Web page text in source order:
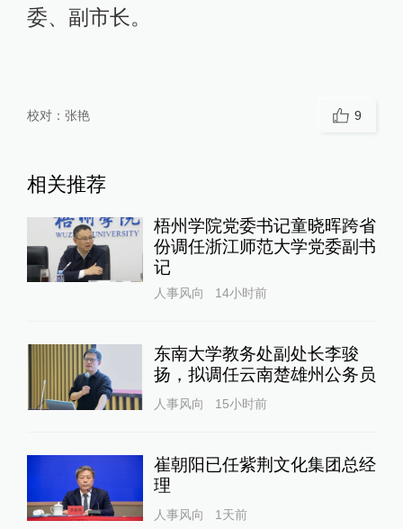
委、副市长。
校对： 张艳 9
相关推荐
梧州学院党委书记童晓晖跨省
份调任浙江师范大学党委副书
记
人事风向 14小时前
东南大学教务处副处长李骏
扬，拟调任云南楚雄州公务员
人事风向 15小时前
崔朝阳已任紫荆文化集团总经
理
人事风向 1天前